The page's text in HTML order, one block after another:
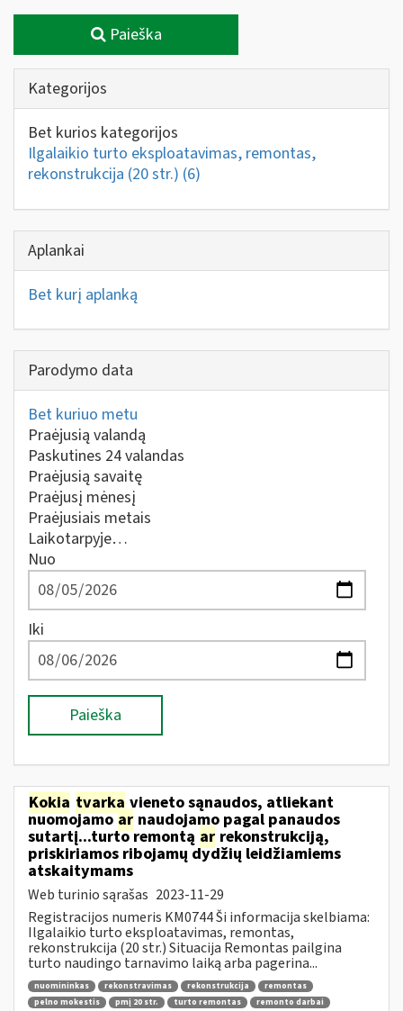
Paieška
Kategorijos
Bet kurios kategorijos
Ilgalaikio turto eksploatavimas, remontas,
rekonstrukcija (20 str.) (6)
Aplankai
Bet kurį aplanką
Parodymo data
Bet kuriuo metu
Praėjusią valandą
Paskutines 24 valandas
Praėjusią savaitę
Praėjusį mėnesį
Praėjusiais metais
Laikotarpyje…
Nuo
Iki
Paieška
Kokia tvarka vieneto sąnaudos, atliekant
nuomojamoar naudojamo pagal panaudos
sutartį...turto remontą ar rekonstrukciją,
priskiriamos ribojamų dydžių leidžiamiems
atskaitymams
Web turinio sąrašas 2023-11-29
Registracijos numeris KM0744 Ši informacija skelbiama:
Ilgalaikio turto eksploatavimas, remontas,
rekonstrukcija (20 str.) Situacija Remontas pailgina
turto naudingo tarnavimo laiką arba pagerina...
nuomininkas rekonstravimas rekonstrukcija
remontas
pelno mokestis
pmį 20 str. turto remontas
remonto darbai